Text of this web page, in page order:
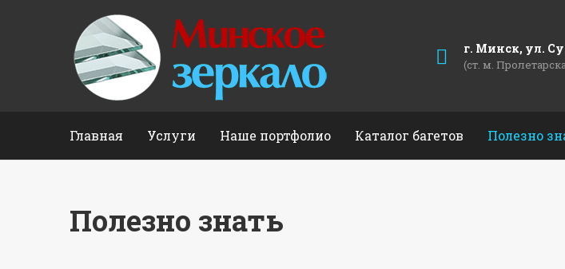
г. Минск, ул.
(ст. м.
Главная Услуги Наше портфолио Каталог багетов Полезно
Полезно знать